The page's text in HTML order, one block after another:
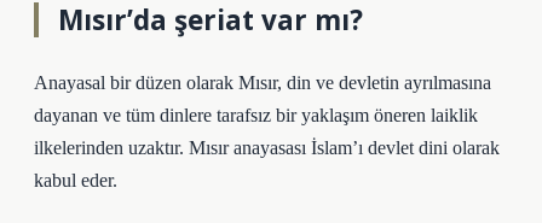
Mısır’da şeriat var mı?
Anayasal bir düzen olarak Mısır, din ve devletin ayrılmasına
dayanan ve tüm dinlere tarafsız bir yaklaşım öneren laiklik
ilkelerinden uzaktır. Mısır anayasası İslam’ı devlet dini olarak
kabul eder.